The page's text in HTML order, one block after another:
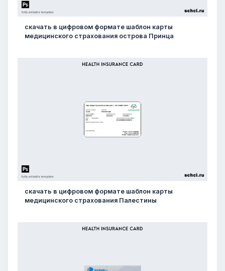
скачать в цифровом формате шаблон карты
медицинского страхования острова Принца
скачать в цифровом формате шаблон карты
медицинского страхования Палестины